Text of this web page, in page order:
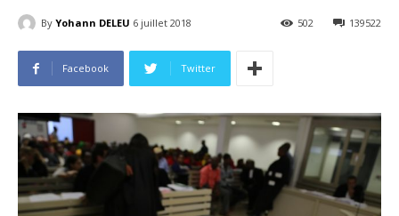
By Yohann DELEU 6 juillet 2018 139522
502
Facebook Twitter